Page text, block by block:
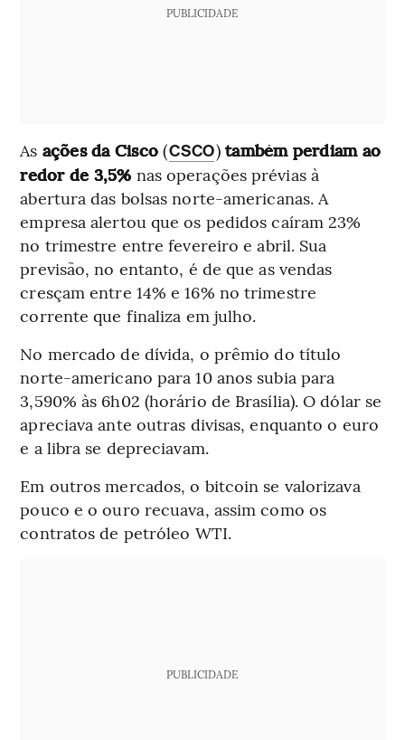
PUBLICIDADE
As ações da Cisco(CSCO)também perdiam ao
redor de 3,5% nas operações prévias à
abertura das bolsas norte-americanas. A
empresa alertou que os pedidos caíram 23%
no trimestre entre fevereiro e abril. Sua
previsão, no entanto, é de que as vendas
cresçam entre 14% e 16% no trimestre
corrente que finaliza em julho.
No mercado de dívida, o prêmio do título
norte-americano para 10 anos subia para
3,590% às 6h02 (horário de Brasília). O dólar se
apreciava ante outras divisas, enquanto o euro
e a libra se depreciavam.
Em outros mercados, o bitcoin se valorizava
pouco e o ouro recuava, assim como os
contratos de petróleo WTI.
PUBLICIDADE